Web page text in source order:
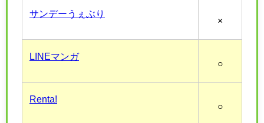
サンデーうぇぶり
×
LINEマンガ
○
Renta!
○